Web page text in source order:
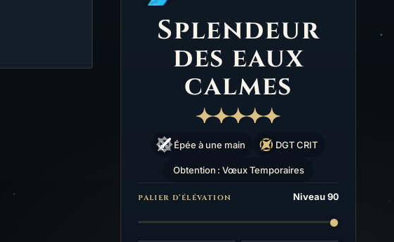
Splendeur
des eaux
calmes
Épée à une main DGT CRIT
Obtention : Vœux Temporaires
PALIER D’ÉLÉVATION Niveau 90